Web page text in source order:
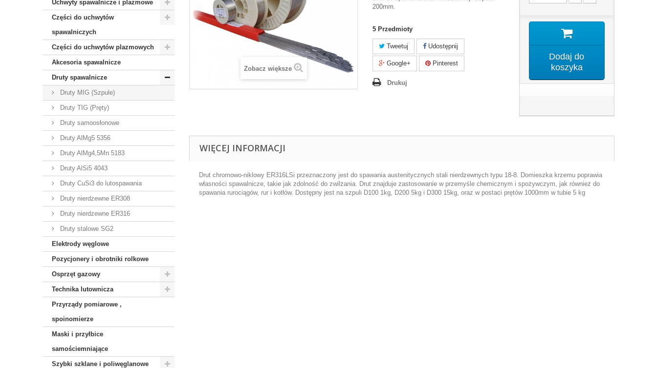
Uchwyty spawalnicze i plazmowe
Części do uchwytów
spawalniczych
Części do uchwytów plazmowych
Akcesoria spawalnicze
Druty spawalnicze
Druty MIG (Szpule)
Druty TIG (Pręty)
Druty samoosłonowe
Druty AlMg5 5356
Druty AlMg4,5Mn 5183
Druty AlSi5 4043
Druty CuSi3 do lutospawania
Druty nierdzewne ER308
Druty nierdzewne ER316
Druty stalowe SG2
Elektrody węglowe
Pozycjonery i obrotniki rolkowe
Osprzęt gazowy
Technika lutownicza
Przyrządy pomiarowe ,
spoinomierze
Maski i przyłbice
samościemniające
Szybki szklane i poliwęglanowe
Zobacz większe
200mm.
5 Przedmioty
Tweetuj Udostępnij
Google+ Pinterest
Drukuj
Dodaj do
koszyka
WIĘCEJ INFORMACJI
Drut chromowo-niklowy ER316LSi przeznaczony jest do spawania austenitycznych stali nierdzewnych typu 18-8. Domieszka krzemu poprawia
własności spawalnicze, takie jak zdolność do zwilżania. Drut znajduje zastosowanie w przemyśle chemicznym i spożywczym, jak również do
spawania rurociągów, rur i kotłów. Dostępny jest na szpuli D100 1kg, D200 5kg i D300 15kg, oraz w postaci prętów 1000mm w tubie 5 kg